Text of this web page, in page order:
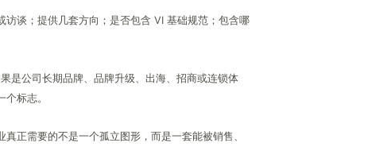
谈；提供几套方向；是否包含 VI 基础规范；包含哪
是公司长期品牌、品牌升级、出海、招商或连锁体
标志。
正需要的不是一个孤立图形，而是一套能被销售、